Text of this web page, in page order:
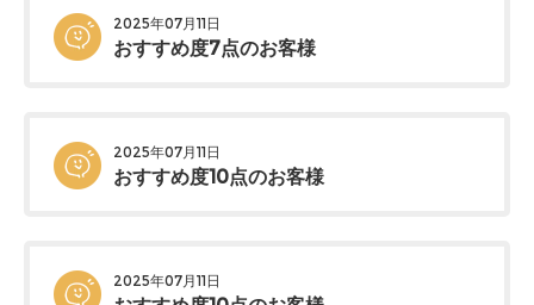
2025年07月11日
おすすめ度7点のお客様
2025年07月11日
おすすめ度10点のお客様
2025年07月11日